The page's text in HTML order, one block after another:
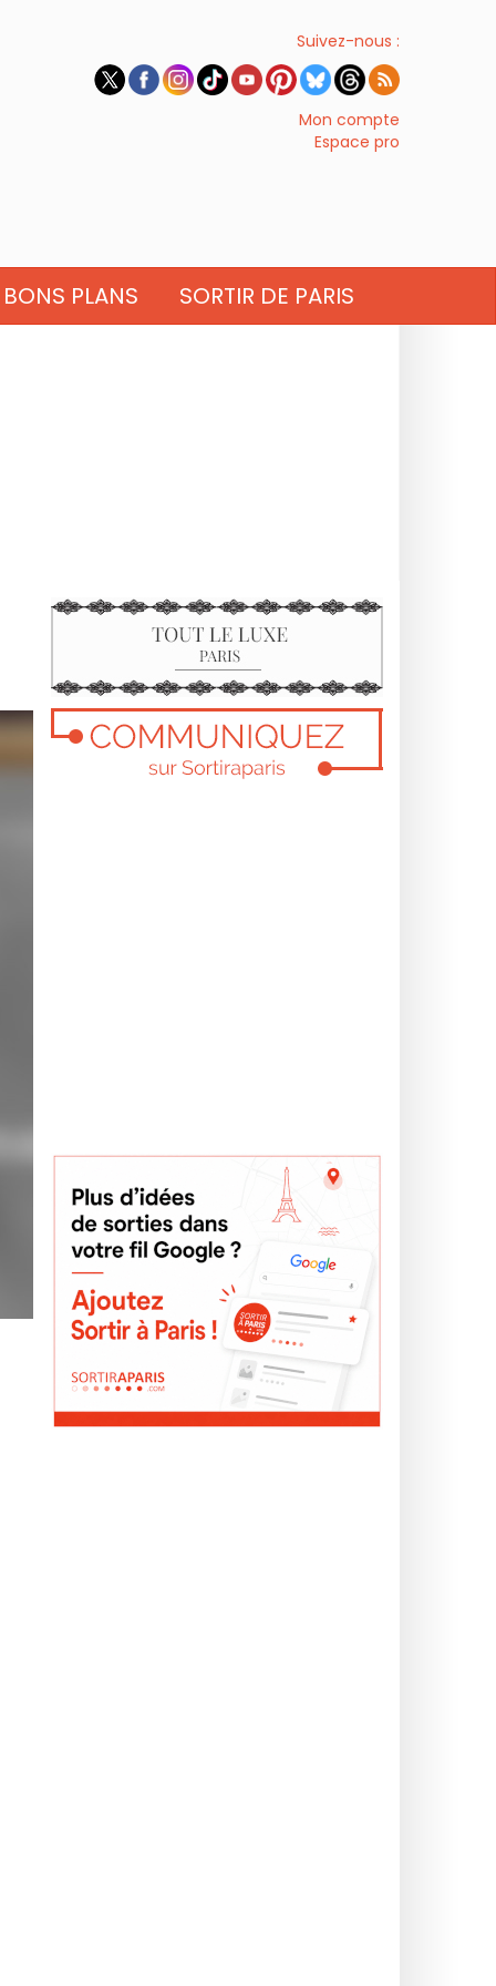
Suivez-nous :
Mon compte
Espace pro
BONS PLANS SORTIR DE PARIS